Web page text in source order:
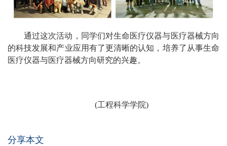
通过这次活动，同学们对生命医疗仪器与医疗器械方向
的科技发展和产业应用有了更清晰的认知，培养了从事生命
医疗仪器与医疗器械方向研究的兴趣。
(工程科学学院)
分享本文